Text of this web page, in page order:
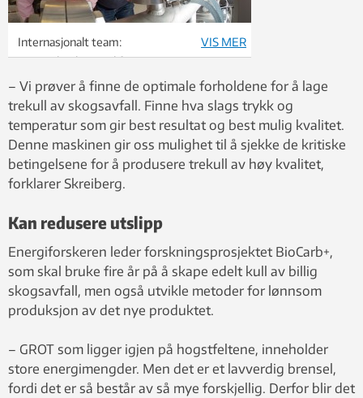
Internasjonalt team:
F.v.: Michael J. Antal fra Hawaii, Liang Wang
fra Kina og Gabor Varhegyi fra Ungarn.
SINTEF-forsker Øyvind Skreiberg i
bakgrunnen.
VIS MER
– Vi prøver å finne de optimale forholdene for å lage
trekull av skogsavfall. Finne hva slags trykk og
temperatur som gir best resultat og best mulig kvalitet.
Denne maskinen gir oss mulighet til å sjekke de kritiske
betingelsene for å produsere trekull av høy kvalitet,
forklarer Skreiberg.
Kan redusere utslipp
Energiforskeren leder forskningsprosjektet BioCarb+,
som skal bruke fire år på å skape edelt kull av billig
skogsavfall, men også utvikle metoder for lønnsom
produksjon av det nye produktet.
– GROT som ligger igjen på hogstfeltene, inneholder
store energimengder. Men det er et lavverdig brensel,
fordi det er så består av så mye forskjellig. Derfor blir det